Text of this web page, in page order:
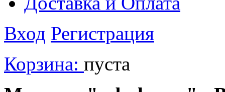
Вход Регистрация
Корзина: пуста